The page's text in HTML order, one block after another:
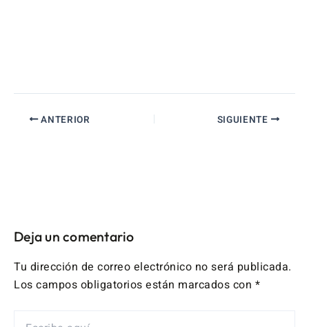
ANTERIOR SIGUIENTE
Deja un comentario
Tu dirección de correo electrónico no será publicada.
Los campos obligatorios están marcados con *